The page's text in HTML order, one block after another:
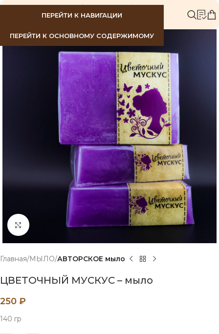
ПЕРЕЙТИ К НАВИГАЦИИ
ПЕРЕЙТИ К ОСНОВНОМУ СОДЕРЖИМОМУ
Нажмите, чтобы увеличить
Главная МЫЛО АВТОРСКОЕ мыло
ЦВЕТОЧНЫЙ МУСКУС – мыло
250 ₽
140 гр